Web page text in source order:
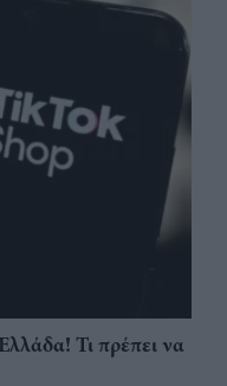
Τι πρέπει να